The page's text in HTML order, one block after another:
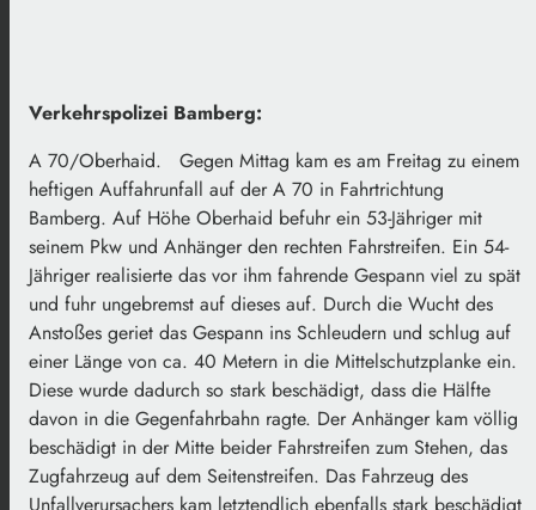
Verkehrspolizei Bamberg:
A 70/Oberhaid. Gegen Mittag kam es am Freitag zu einem
heftigen Auffahrunfall auf der A 70 in Fahrtrichtung
Bamberg. Auf Höhe Oberhaid befuhr ein 53-Jähriger mit
seinem Pkw und Anhänger den rechten Fahrstreifen. Ein 54-
Jähriger realisierte das vor ihm fahrende Gespann viel zu spät
und fuhr ungebremst auf dieses auf. Durch die Wucht des
Anstoßes geriet das Gespann ins Schleudern und schlug auf
einer Länge von ca. 40 Metern in die Mittelschutzplanke ein.
Diese wurde dadurch so stark beschädigt, dass die Hälfte
davon in die Gegenfahrbahn ragte. Der Anhänger kam völlig
beschädigt in der Mitte beider Fahrstreifen zum Stehen, das
Zugfahrzeug auf dem Seitenstreifen. Das Fahrzeug des
Unfallverursachers kam letztendlich ebenfalls stark beschädigt